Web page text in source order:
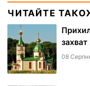
ЧИТАЙТЕ
08